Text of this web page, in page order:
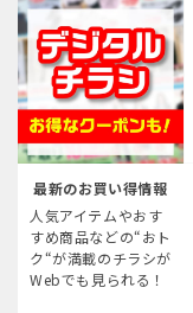
最新のお買い得情報
人気アイテムやおす
すめ商品などの“おト
ク“が満載のチラシが
Webでも見られる！